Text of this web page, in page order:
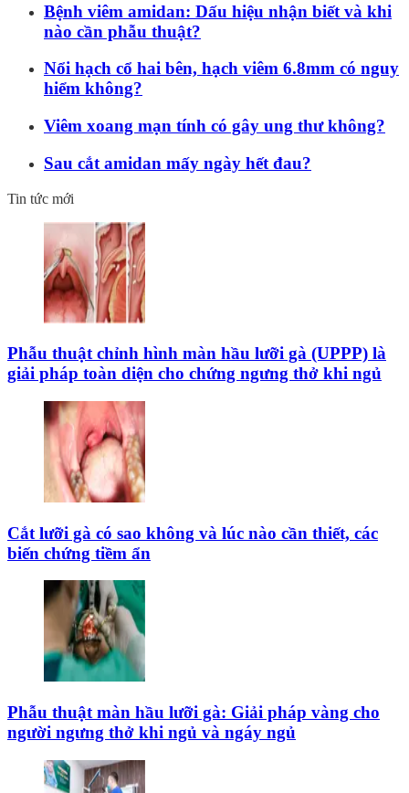
Bệnh viêm amidan: Dấu hiệu nhận biết và khi
nào cần phẫu thuật?
Nổi hạch cổ hai bên, hạch viêm 6.8mm có nguy
hiểm không?
Viêm xoang mạn tính có gây ung thư không?
Sau cắt amidan mấy ngày hết đau?
Tin tức mới
Phẫu thuật chỉnh hình màn hầu lưỡi gà (UPPP) là
giải pháp toàn diện cho chứng ngưng thở khi ngủ
Cắt lưỡi gà có sao không và lúc nào cần thiết, các
biến chứng tiềm ẩn
Phẫu thuật màn hầu lưỡi gà: Giải pháp vàng cho
người ngưng thở khi ngủ và ngáy ngủ